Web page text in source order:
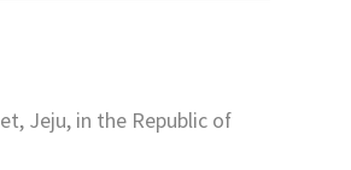
으며, 외로움은 다른 인간에
Jeju, in the Republic of